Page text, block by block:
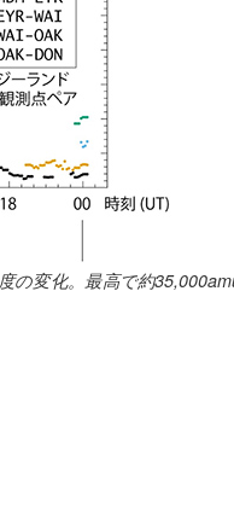
の変化。最高で約